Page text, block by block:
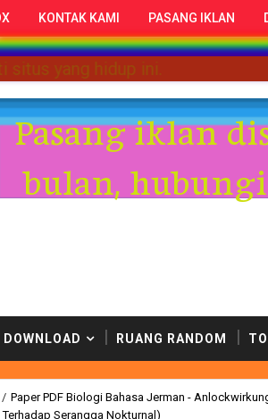
KONTAK KAMI PASANG IKLAN
kami. Selamat menikmati situs
Pasang iklan
bulan, hubungi
DOWNLOAD RUANG RANDOM
/ Paper PDF Biologi Bahasa Jerman -
Serangga Nokturnal)